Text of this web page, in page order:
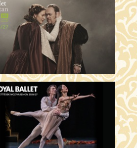
– VILÁGOK HARCA (12)
(16)
JEGYVÁSÁRLÁS
Mari terem
A BUDDHÁVAL (12)
JEGYVÁSÁRLÁS
terem
(12)
terem
TÖRTÉNETEK (16)
terem
PRADÁT VISEL 2. (12)
terem
ALMÁI (16)